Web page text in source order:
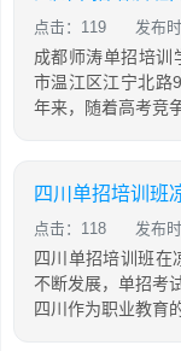
点击：119 发布
成都师涛单招培训
市温江区江宁北路
年来，随着高考竞
四川单招培训班
点击：118 发布
四川单招培训班在
不断发展，单招考
四川作为职业教育